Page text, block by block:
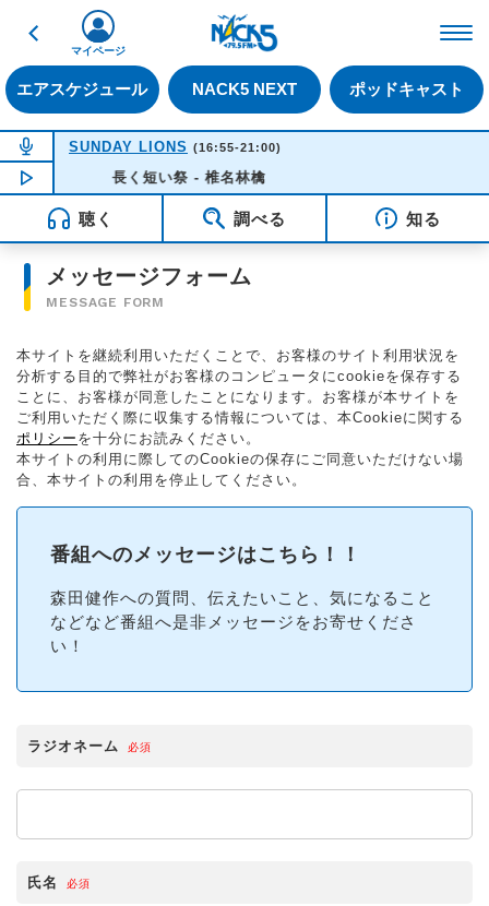
戻る
エアスケジュール NACK5 NEXT ポッドキャスト
マイページ
NOW ON AIR
SUNDAY LIONS (16:55-21:00)
NOW PLAYING16:35
長く短い祭 - 椎名林檎
聴く 調べる 知る
メッセージフォーム
MESSAGE FORM
本サイトを継続利用いただくことで、お客様のサイト利用状況を
分析する目的で弊社がお客様のコンピュータにcookieを保存する
ことに、お客様が同意したことになります。お客様が本サイトを
ご利用いただく際に収集する情報については、本Cookieに関する
ポリシー を十分にお読みください。
本サイトの利用に際してのCookieの保存にご同意いただけない場
合、本サイトの利用を停止してください。
番組へのメッセージはこちら！！
森田健作への質問、伝えたいこと、気になること
などなど番組へ是非メッセージをお寄せくださ
い！
ラジオネーム 必須
氏名 必須